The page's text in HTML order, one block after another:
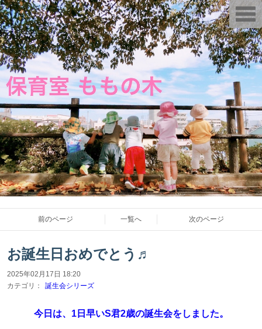
前のページ 一覧へ 次のページ
お誕生日おめでとう♬
2025年02月17日 18:20
カテゴリ：
誕生会シリーズ
今日は、1日早いS君2歳の誕生会をしました。
T
o
g
g
l
e
n
a
g
a
t
i
o
n